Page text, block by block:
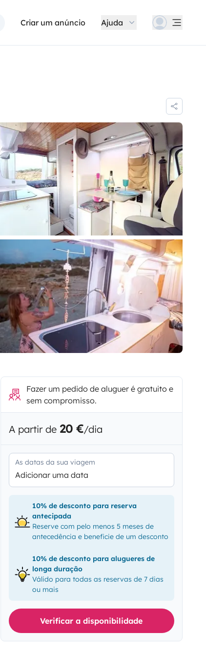
Criar um anúncio Ajuda
Fazer um pedido de aluguer é gratuito e
sem compromisso.
A partir de 20 €/dia
As datas da sua viagem
Adicionar uma data
10% de desconto para reserva
antecipada
Reserve com pelo menos 5 meses de
antecedência e beneficie de um desconto
10% de desconto para alugueres de
longa duração
Válido para todas as reservas de 7 dias
ou mais
Verificar a disponibilidade